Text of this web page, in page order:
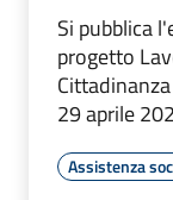
Si pubblica
progetto
29 aprile
Assistenza